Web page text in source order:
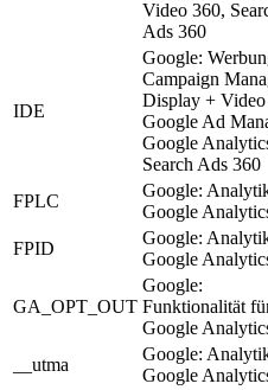
Video 360,
Ads 360
IDE
Google:
Campaign
Display + Video
Google Ad
Google
Search Ads 360
FPLC
Google:
Google
FPID
Google:
Google
GA_OPT_OUT
Google:
Funktionalität
Google
__utma
Google:
Google